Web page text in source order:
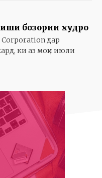
бозории худро
дар
ки аз моҳи июли